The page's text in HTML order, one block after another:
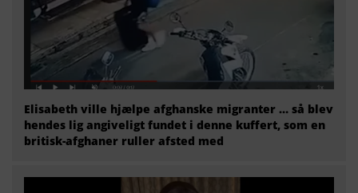
Elisabeth ville hjælpe afghanske migranter … så blev
hendes lig angiveligt fundet i denne kuffert, som en
britisk-afghaner ruller afsted med